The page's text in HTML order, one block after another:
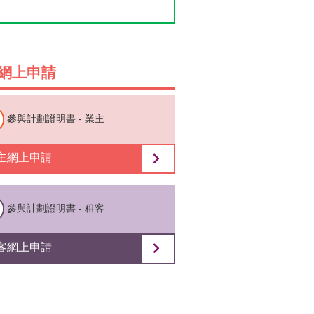
上申請
參與計劃證明書 - 業主
網上申請
參與計劃證明書 - 租客
網上申請